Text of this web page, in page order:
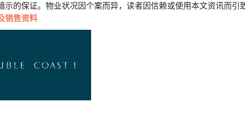
示的保证。物业状况因个案而异，读者因信赖或使用本文资讯而引
销售资料